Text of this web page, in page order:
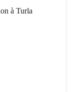
à Turla